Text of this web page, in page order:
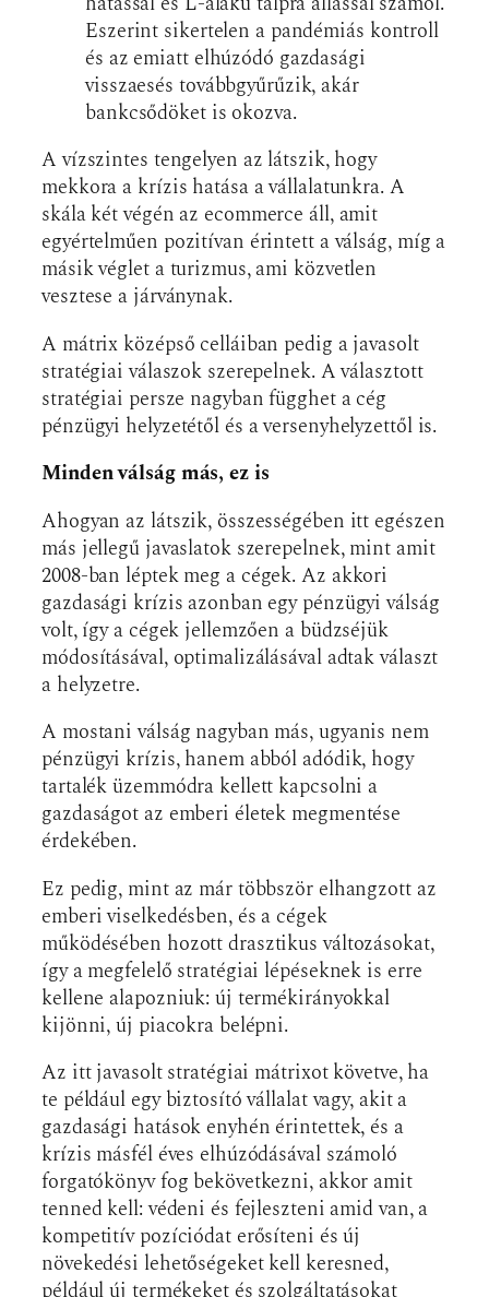
Eszerint sikertelen a pandémiás kontroll
és az emiatt elhúzódó gazdasági
visszaesés továbbgyűrűzik, akár
bankcsődöket is okozva.
A vízszintes tengelyen az látszik, hogy
mekkora a krízis hatása a vállalatunkra. A
skála két végén az ecommerce áll, amit
egyértelműen pozitívan érintett a válság, míg a
másik véglet a turizmus, ami közvetlen
vesztese a járványnak.
A mátrix középső celláiban pedig a javasolt
stratégiai válaszok szerepelnek. A választott
stratégiai persze nagyban függhet a cég
pénzügyi helyzetétől és a versenyhelyzettől is.
Minden válság más, ez is
Ahogyan az látszik, összességében itt egészen
más jellegű javaslatok szerepelnek, mint amit
2008-ban léptek meg a cégek. Az akkori
gazdasági krízis azonban egy pénzügyi válság
volt, így a cégek jellemzően a büdzséjük
módosításával, optimalizálásával adtak választ
a helyzetre.
A mostani válság nagyban más, ugyanis nem
pénzügyi krízis, hanem abból adódik, hogy
tartalék üzemmódra kellett kapcsolni a
gazdaságot az emberi életek megmentése
érdekében.
Ez pedig, mint az már többször elhangzott az
emberi viselkedésben, és a cégek
működésében hozott drasztikus változásokat,
így a megfelelő stratégiai lépéseknek is erre
kellene alapozniuk: új termékirányokkal
kijönni, új piacokra belépni.
Az itt javasolt stratégiai mátrixot követve, ha
te például egy biztosító vállalat vagy, akit a
gazdasági hatások enyhén érintettek, és a
krízis másfél éves elhúzódásával számoló
forgatókönyv fog bekövetkezni, akkor amit
tenned kell: védeni és fejleszteni amid van, a
kompetitív pozíciódat erősíteni és új
növekedési lehetőségeket kell keresned,